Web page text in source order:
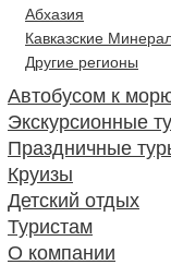
Абхазия
Кавказские
Другие регионы
Автобусом к
Экскурсионные
Праздничные
Круизы
Детский отдых
Туристам
О компании